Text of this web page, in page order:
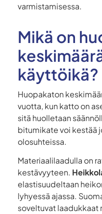
varmistamisessa.
Mikä on
käyttöikä?
Huopakaton
vuotta, kun katto on
sitä huolletaan
bitumikate voi kestää
olosuhteissa.
Materiaalilaadulla on
kestävyyteen.
elastisuudeltaan
lyhyessä ajassa.
soveltuvat